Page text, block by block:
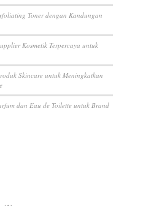
Toner dengan Kandungan
Kosmetik Terpercaya untuk
Skincare untuk Meningkatkan
dan Eau de Toilette untuk Brand